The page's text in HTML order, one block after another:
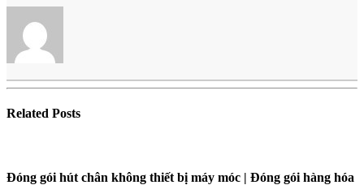
Related Posts
Đóng gói hút chân không thiết bị máy móc | Đóng gói hàng hóa